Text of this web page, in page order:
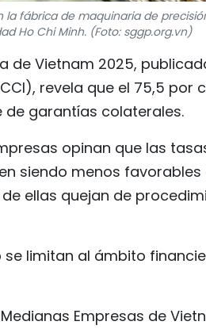
fábrica de maquinaria de
Ho Chi Minh. (Foto: sggp.org.vn)
de Vietnam 2025,
revela que el 75,5 por
garantías colaterales.
opinan que las
siendo menos
ellas quejan de
limitan al ámbito
Empresas de